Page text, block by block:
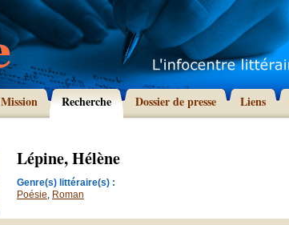
Mission Recherche Dossier de presse Liens
Lépine, Hélène
Genre(s) littéraire(s) :
Poésie, Roman